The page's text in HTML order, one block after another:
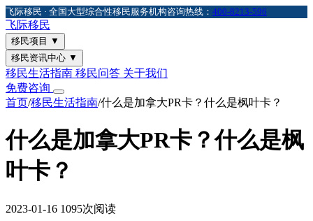
飞际移民 · 全国大型综合性移民服务机构咨询热线： 400-8213-596
飞际移民
移民项目 ▼
移民资讯中心 ▼
移民生活指南 移民问答 关于我们
免费咨询
首页/移民生活指南/什么是加拿大PR卡？什么是枫叶卡？
什么是加拿大PR卡？什么是枫
叶卡？
2023-01-16 1095次阅读